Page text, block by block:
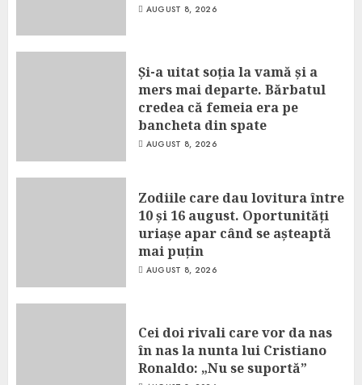
AUGUST 8, 2026
Și-a uitat soția la vamă și a
mers mai departe. Bărbatul
credea că femeia era pe
bancheta din spate
AUGUST 8, 2026
Zodiile care dau lovitura între
10 și 16 august. Oportunități
uriașe apar când se așteaptă
mai puțin
AUGUST 8, 2026
Cei doi rivali care vor da nas
în nas la nunta lui Cristiano
Ronaldo: „Nu se suportă”